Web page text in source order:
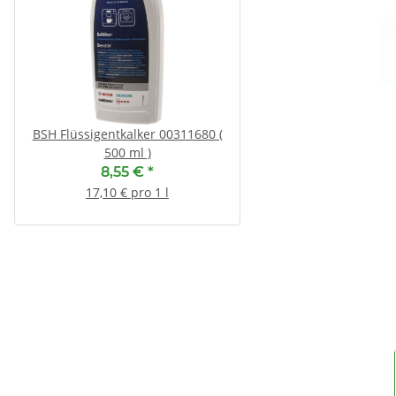
BSH Flüssigentkalker 00311680 (
500 ml )
8,55 € *
17,10 € pro 1 l
SEBO Filterbox X